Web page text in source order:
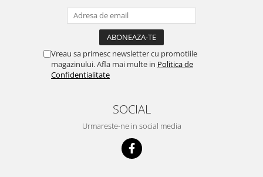
Vreau sa primesc newsletter cu promotiile
magazinului. Afla mai multe in Politica de
Confidentialitate
SOCIAL
Urmareste-ne in social media